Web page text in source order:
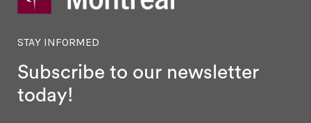
STAY INFORMED
Subscribe to our newsletter
today!